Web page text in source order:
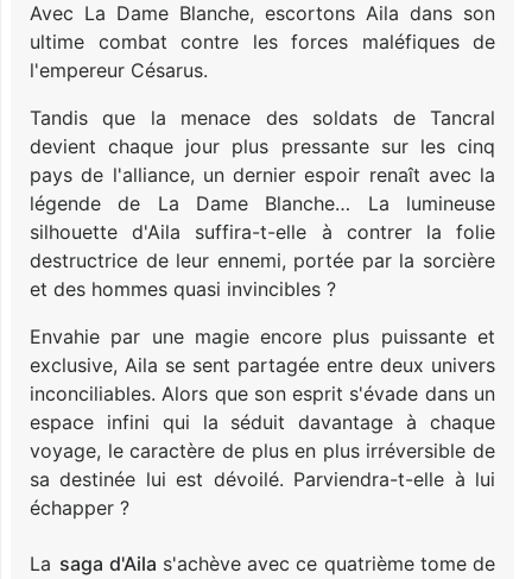
Avec La Dame Blanche, escortons Aila dans son
ultime combat contre les forces maléfiques de
l'empereur Césarus.
Tandis que la menace des soldats de Tancral
devient chaque jour plus pressante sur les cinq
pays de l'alliance, un dernier espoir renaît avec la
légende de La Dame Blanche… La lumineuse
silhouette d'Aila suffira-t-elle à contrer la folie
destructrice de leur ennemi, portée par la sorcière
et des hommes quasi invincibles ?
Envahie par une magie encore plus puissante et
exclusive, Aila se sent partagée entre deux univers
inconciliables. Alors que son esprit s'évade dans un
espace infini qui la séduit davantage à chaque
voyage, le caractère de plus en plus irréversible de
sa destinée lui est dévoilé. Parviendra-t-elle à lui
échapper ?
La saga d'Aila s'achève avec ce quatrième tome de